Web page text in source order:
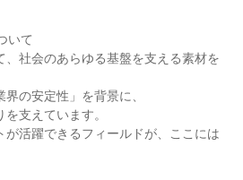
いて
、社会のあらゆる基盤を支える素材を
の安定性」を背景に、
支えています。
が活躍できるフィールドが、ここには